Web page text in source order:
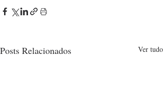
Posts Relacionados Ver tudo